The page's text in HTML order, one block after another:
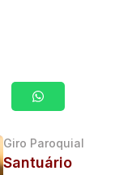
Giro Paroquial
Santuário